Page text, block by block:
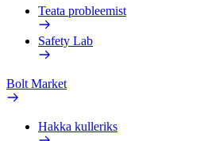
Teata probleemist
Safety Lab
Bolt Market
Hakka kulleriks